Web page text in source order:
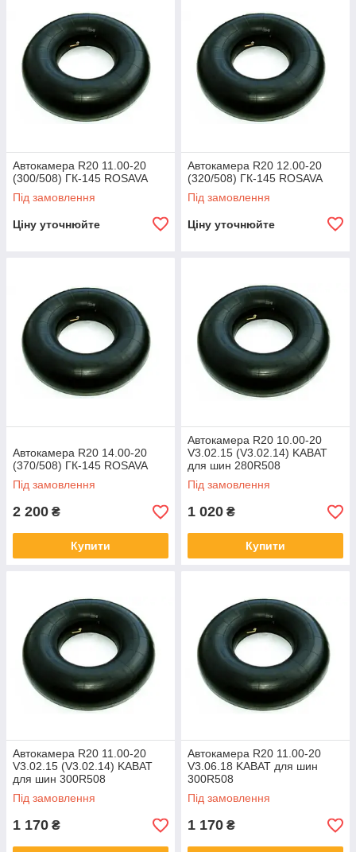
Мы работаем только с надежными и
проверенными производителями, которые
предоставляют гарантию на свою продукцию
ПРИЕМЛЕМЫЕ ЦЕНЫ
На весь ассортимент у нас установлены
приемлемые цены от производителя, без
сотрудничества
СКИДКА НА ШИНОМОНТАЖ
У нашей компании есть свой шиномонтаж, на
услуги которого вы получите скидку, при покупке
шин в нашем магазине
СКИДКИ ОТ ОБЪЕМА ЗАКАЗА
для клиентов, размер которых определяется в
Автокамера R20 11.00-20
(300/508) ГК-145 ROSAVA
Під замовлення
Ціну уточнюйте
Автокамера R20 12.00-20
(320/508) ГК-145 ROSAVA
Під замовлення
Ціну уточнюйте
Автокамера R20 14.00-20
(370/508) ГК-145 ROSAVA
Під замовлення
2 200 ₴
Купити
Автокамера R20 10.00-20
V3.02.15 (V3.02.14) KABAT
для шин 280R508
Під замовлення
1 020 ₴
Купити
Автокамера R20 11.00-20
V3.02.15 (V3.02.14) KABAT
для шин 300R508
Під замовлення
1 170 ₴
Автокамера R20 11.00-20
V3.06.18 KABAT для шин
300R508
Під замовлення
1 170 ₴